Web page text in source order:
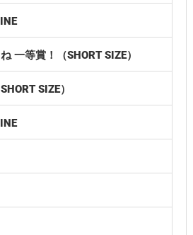
一等賞！（SHORT SIZE）
SIZE）